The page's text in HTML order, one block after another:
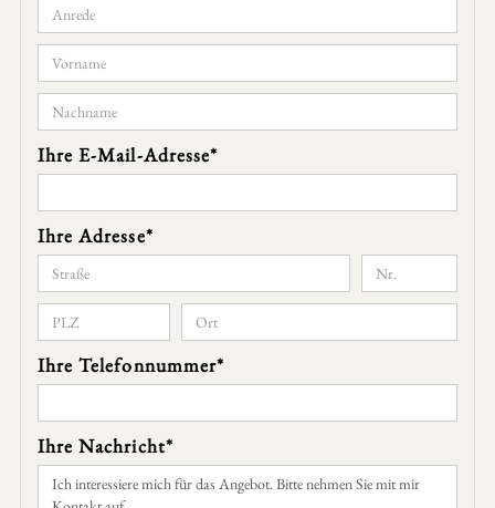
Ihre E-Mail-Adresse*
Ihre Adresse*
Ihre Telefonnummer*
Ihre Nachricht*